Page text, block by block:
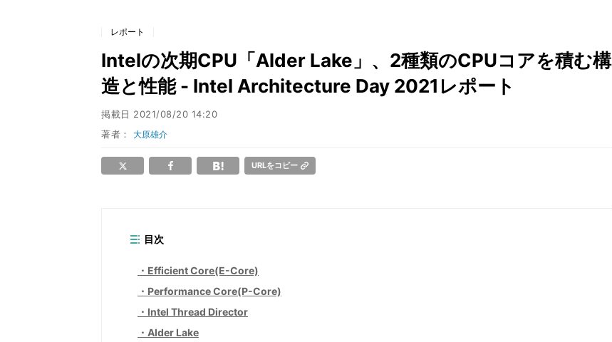
レポート
Intelの次期CPU「Alder Lake」、2種類のCPUコアを積む構
造と性能 - Intel Architecture Day 2021レポート
掲載日 2021/08/20 14:20
著者：大原雄介
URLをコピー
目次
Efficient Core(E-Core)
Performance Core(P-Core)
Intel Thread Director
Alder Lake